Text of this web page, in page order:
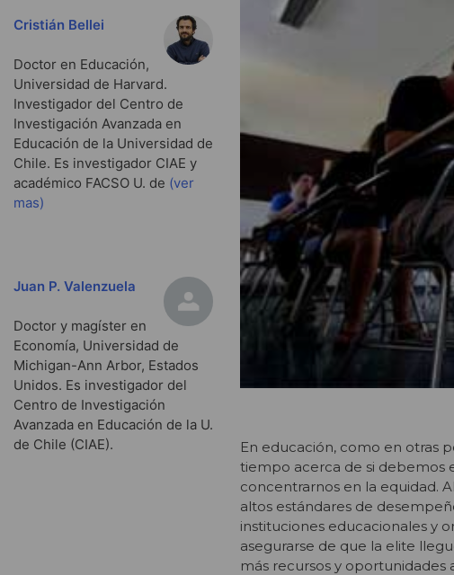
Cristián Bellei
Doctor en Educación,
Universidad de Harvard.
Investigador del Centro de
Investigación Avanzada en
Educación de la Universidad de
Chile. Es investigador CIAE y
académico FACSO U. de (ver
mas)
Juan P. Valenzuela
Doctor y magíster en
Economía, Universidad de
Michigan-Ann Arbor, Estados
Unidos. Es investigador del
Centro de Investigación
Avanzada en Educación de la U.
de Chile (CIAE).
En educación, como en otras
tiempo acerca de si debemos
concentrarnos en la equidad.
altos estándares de
instituciones educacionales y
asegurarse de que la elite
más recursos y